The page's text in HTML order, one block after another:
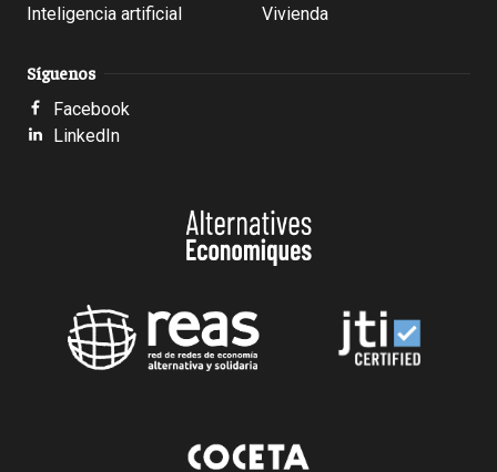
Inteligencia artificial
Vivienda
Síguenos
Facebook
LinkedIn